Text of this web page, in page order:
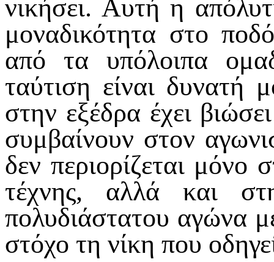
νικήσει. Αυτή η
μοναδικότητα στο
από τα υπόλοιπα
ταύτιση είναι δυνατή
στην εξέδρα έχει
συμβαίνουν στον
δεν περιορίζεται μόνο
τέχνης, αλλά και
πολυδιάστατου αγώνα
στόχο τη νίκη που